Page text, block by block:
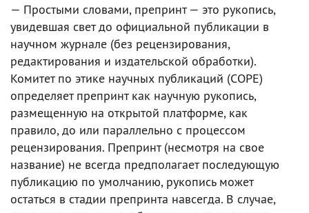
— Простыми словами, препринт — это рукопись,
увидевшая свет до официальной публикации в
научном журнале (без рецензирования,
редактирования и издательской обработки).
Комитет по этике научных публикаций (COPE)
определяет препринт как научную рукопись,
размещенную на открытой платформе, как
правило, до или параллельно с процессом
рецензирования. Препринт (несмотря на свое
название) не всегда предполагает последующую
публикацию по умолчанию, рукопись может
остаться в стадии препринта навсегда. В случае,